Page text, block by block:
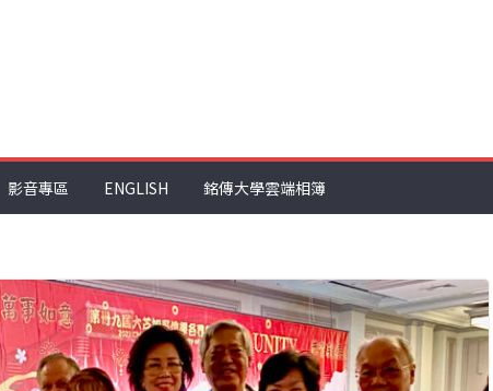
影音專區 ENGLISH 銘傳大學雲端相簿